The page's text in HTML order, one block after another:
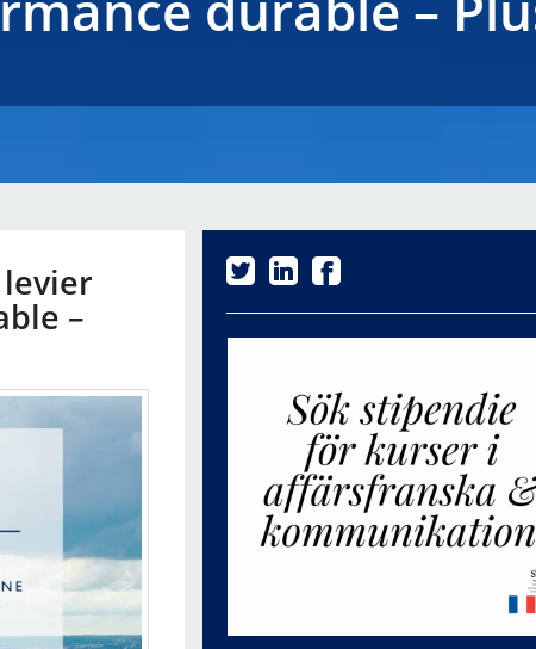
levier
–